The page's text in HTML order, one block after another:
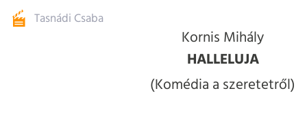
Tasnádi Csaba
Kornis Mihály
HALLELUJA
(Komédia a szeretetről)